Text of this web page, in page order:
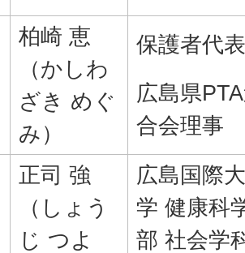
柏崎 恵
（かしわ
ざき めぐ
み）
保護者代表
広島県
合会理事
正司 強
（しょう
じ つよ
広島国際大
学 健康科
部 社会学